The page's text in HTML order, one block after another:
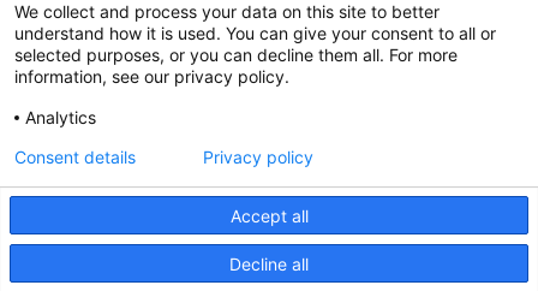
Solar Opleidingen
Toermalijnstraat 7, 1812 RL Alkmaar
088 – 765 27 10
Volg ons
We collect and process your data on this site to better
understand how it is used. You can give your consent to all or
selected purposes, or you can decline them all. For more
information, see our privacy policy.
Analytics
Accept all
Decline all
Consent details Privacy policy